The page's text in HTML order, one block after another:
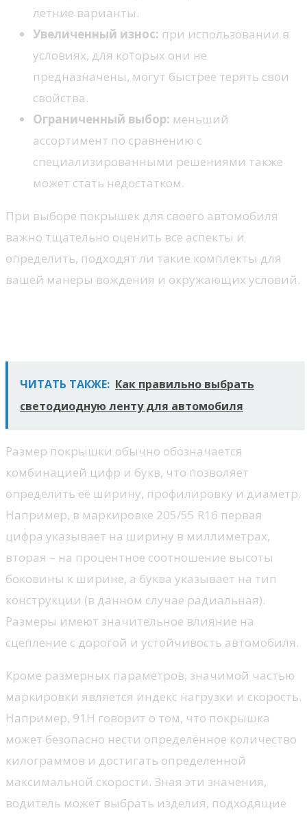
летние варианты.
Увеличенный износ: при использовании в
условиях, для которых они не
предназначены, могут быстрее терять свои
свойства.
Ограниченный выбор: меньший
ассортимент по сравнению с
специализированными решениями также
может стать недостатком.
При выборе покрышек для своего автомобиля
важно тщательно оценить все аспекты и
определить, подходят ли такие комплекты для
вашей манеры вождения и окружающих условий.
ЧИТАТЬ ТАКЖЕ: Как правильно выбрать
светодиодную ленту для автомобиля
Размер покрышки обычно обозначается
комбинацией цифр и букв, что позволяет
определить её ширину, профилировку и диаметр.
Например, в маркировке 205/55 R16 первая
цифра указывает на ширину в миллиметрах,
вторая – на процентное соотношение высоты
боковины к ширине, а буква указывает на тип
конструкции (в данном случае радиальная).
Размеры имеют значительное влияние на
сцепление с дорогой и устойчивость автомобиля.
Кроме размерных параметров, значимой частью
маркировки является индекс нагрузки и скорость.
Например, 91H говорит о том, что покрышка
может безопасно нести определённое количество
килограммов и достигать определенной
максимальной скорости. Зная эти значения,
водитель может выбрать изделия, подходящие